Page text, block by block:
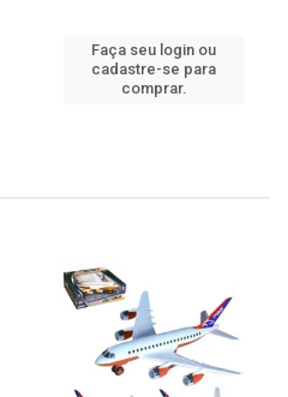
Faça seu login ou
cadastre-se para
comprar.